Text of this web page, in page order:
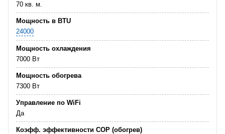
70 кв. м.
Мощность в BTU
24000
Мощность охлаждения
7000 Вт
Мощность обогрева
7300 Вт
Управление по WiFi
Да
Коэфф. эффективности COP (обогрев)